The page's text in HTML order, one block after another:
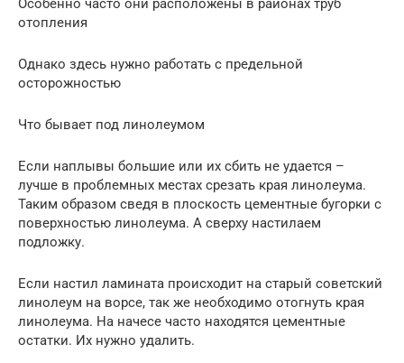
Особенно часто они расположены в районах труб
отопления
Однако здесь нужно работать с предельной
осторожностью
Что бывает под линолеумом
Если наплывы большие или их сбить не удается –
лучше в проблемных местах срезать края линолеума.
Таким образом сведя в плоскость цементные бугорки с
поверхностью линолеума. А сверху настилаем
подложку.
Если настил ламината происходит на старый советский
линолеум на ворсе, так же необходимо отогнуть края
линолеума. На начесе часто находятся цементные
остатки. Их нужно удалить.